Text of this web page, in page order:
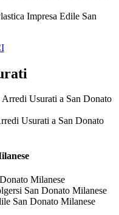
Impresa Edile San
Usurati a San Donato
Milanese
San Donato Milanese
San Donato Milanese